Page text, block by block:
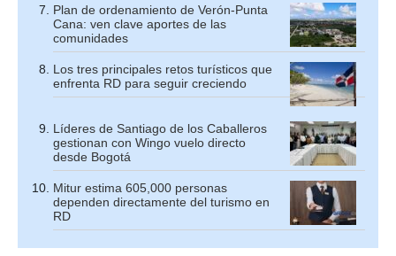
Plan de ordenamiento de Verón-Punta
Cana: ven clave aportes de las
comunidades
Los tres principales retos turísticos que
enfrenta RD para seguir creciendo
Líderes de Santiago de los Caballeros
gestionan con Wingo vuelo directo
desde Bogotá
Mitur estima 605,000 personas
dependen directamente del turismo en
RD